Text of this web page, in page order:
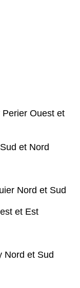
Ouest et
et Nord
Nord et Sud
et Est
Nord et Sud